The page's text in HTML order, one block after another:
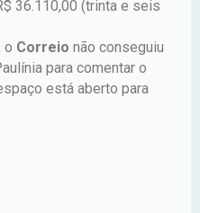
36.110,00 (trinta e seis
o Correio não conseguiu
para comentar o
está aberto para